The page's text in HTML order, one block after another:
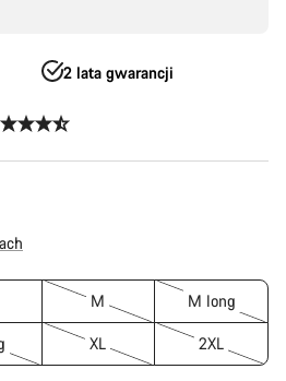
2 lata gwarancji
M M long
XL 2XL